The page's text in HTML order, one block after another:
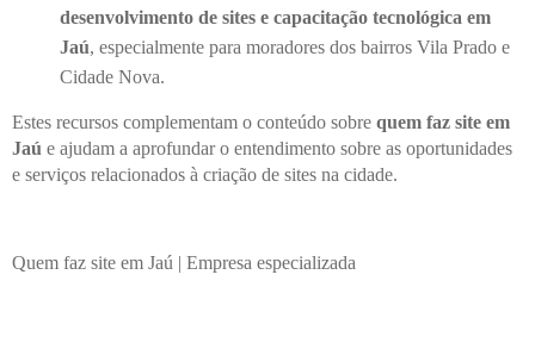
desenvolvimento de sites e capacitação tecnológica em
Jaú, especialmente para moradores dos bairros Vila Prado e
Cidade Nova.
Estes recursos complementam o conteúdo sobre quem faz site em
Jaú e ajudam a aprofundar o entendimento sobre as oportunidades
e serviços relacionados à criação de sites na cidade.
Quem faz site em Jaú | Empresa especializada